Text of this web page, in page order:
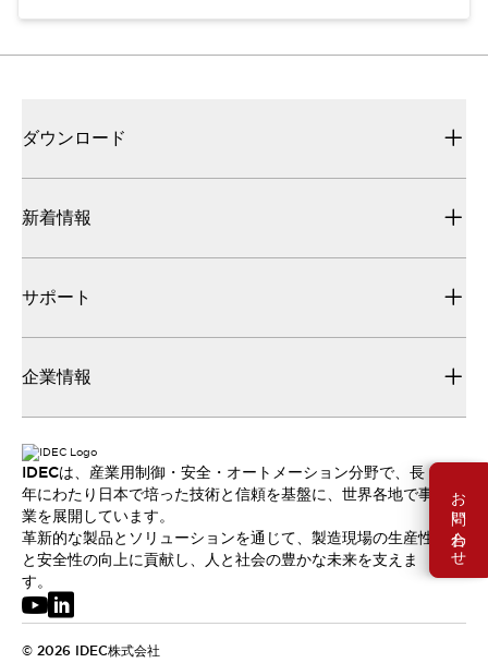
お問い合わせ
ダウンロード
新着情報
サポート
企業情報
IDECは、産業用制御・安全・オートメーション分野で、長
年にわたり日本で培った技術と信頼を基盤に、世界各地で事
業を展開しています。
革新的な製品とソリューションを通じて、製造現場の生産性
と安全性の向上に貢献し、人と社会の豊かな未来を支えま
す。
© 2026 IDEC株式会社